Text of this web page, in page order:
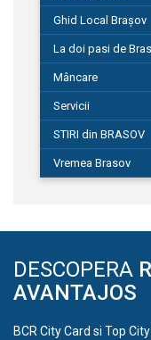
Ghid Local Brașov
La doi pasi de
Mâncare
Servicii
STIRI din BRASOV
Vremea Brasov
DESCOPERA
AVANTAJOS
BCR City Card si Top